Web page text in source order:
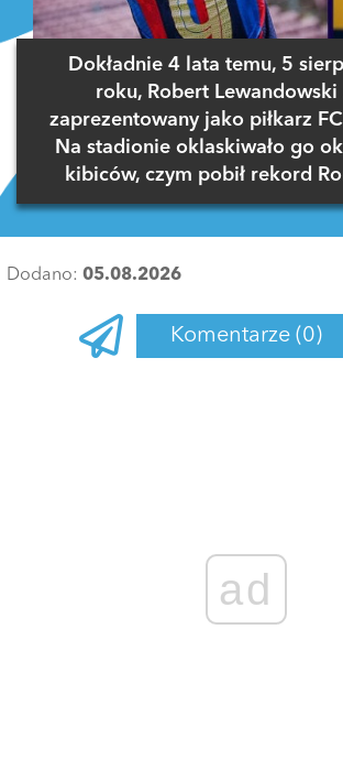
Dokładnie 4 lata temu, 5
roku, Robert Lewandowski
zaprezentowany jako piłkarz
Na stadionie oklaskiwało go
kibiców, czym pobił rekord
Dodano: 05.08.2026
Komentarze (0)
ad